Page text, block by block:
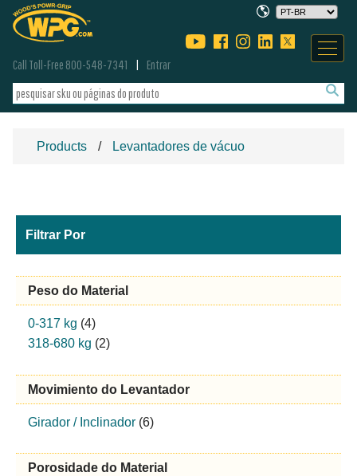
Call Toll-Free 800-548-7341 Entrar
Products Levantadores de vácuo
Filtrar Por
Peso do Material
0-317 kg (4)
318-680 kg (2)
Movimiento do Levantador
Girador / Inclinador (6)
Porosidade do Material